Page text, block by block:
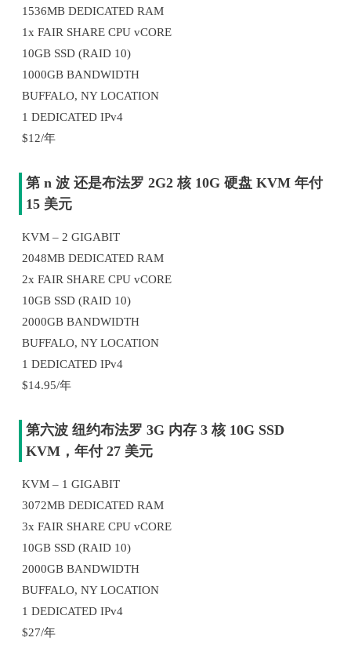
1536MB DEDICATED RAM
1x FAIR SHARE CPU vCORE
10GB SSD (RAID 10)
1000GB BANDWIDTH
BUFFALO, NY LOCATION
1 DEDICATED IPv4
$12/年
第 n 波 还是布法罗 2G2 核 10G 硬盘 KVM 年付
15 美元
KVM – 2 GIGABIT
2048MB DEDICATED RAM
2x FAIR SHARE CPU vCORE
10GB SSD (RAID 10)
2000GB BANDWIDTH
BUFFALO, NY LOCATION
1 DEDICATED IPv4
$14.95/年
第六波 纽约布法罗 3G 内存 3 核 10G SSD
KVM，年付 27 美元
KVM – 1 GIGABIT
3072MB DEDICATED RAM
3x FAIR SHARE CPU vCORE
10GB SSD (RAID 10)
2000GB BANDWIDTH
BUFFALO, NY LOCATION
1 DEDICATED IPv4
$27/年